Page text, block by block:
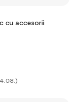
cu accesorii